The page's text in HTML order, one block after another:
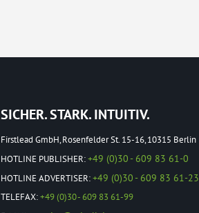
SICHER. STARK. INTUITIV.
Firstlead GmbH, Rosenfelder St. 15-16, 10315 Berlin
HOTLINE PUBLISHER:+49 (0)30 - 609 83 61-0
HOTLINE ADVERTISER:+49 (0)30 - 609 83 61-23
TELEFAX:+49 (0)30 - 609 83 61-99